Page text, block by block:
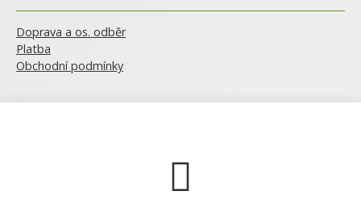
Doprava a os. odběr
Platba
Obchodní podmínky